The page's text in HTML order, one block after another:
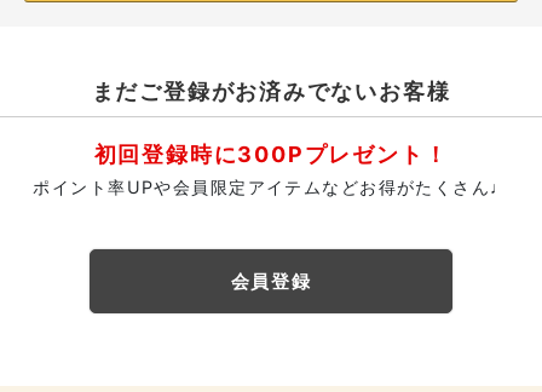
まだご登録がお済みでないお客様
初回登録時に300Pプレゼント！
ポイント率UPや会員限定アイテムなどお得がたくさん♩
会員登録